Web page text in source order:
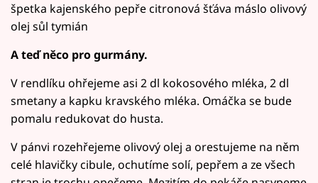
špetka kajenského pepře citronová šťáva máslo olivový
olej sůl tymián
A teď něco pro gurmány.
V rendlíku ohřejeme asi 2 dl kokosového mléka, 2 dl
smetany a kapku kravského mléka. Omáčka se bude
pomalu redukovat do husta.
V pánvi rozehřejeme olivový olej a orestujeme na něm
celé hlavičky cibule, ochutíme solí, pepřem a ze všech